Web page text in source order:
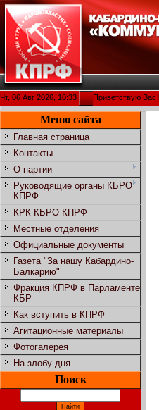
Чт, 06 Авг 2026, 10:33 Приветствую Вас
Меню сайта
Главная страница
Контакты
О партии
Руководящие органы КБРО
КПРФ
КРК КБРО КПРФ
Местные отделения
Официальные документы
Газета "За нашу Кабардино-
Балкарию"
Фракция КПРФ в Парламенте
КБР
Как вступить в КПРФ
Агитационные материалы
Фотогалерея
На злобу дня
Поиск